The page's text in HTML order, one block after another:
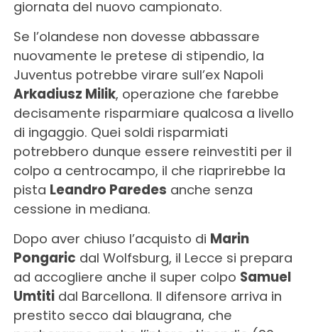
giornata del nuovo campionato.
Se l’olandese non dovesse abbassare
nuovamente le pretese di stipendio, la
Juventus potrebbe virare sull’ex Napoli
Arkadiusz Milik, operazione che farebbe
decisamente risparmiare qualcosa a livello
di ingaggio. Quei soldi risparmiati
potrebbero dunque essere reinvestiti per il
colpo a centrocampo, il che riaprirebbe la
pista Leandro Paredes anche senza
cessione in mediana.
Dopo aver chiuso l’acquisto di Marin
Pongaric dal Wolfsburg, il Lecce si prepara
ad accogliere anche il super colpo Samuel
Umtitidal Barcellona. Il difensore arriva in
prestito secco dai blaugrana, che